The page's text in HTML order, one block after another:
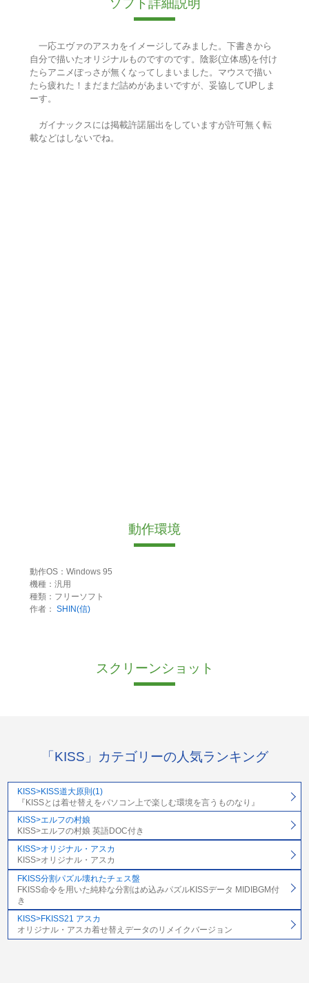
ソフト詳細説明
一応エヴァのアスカをイメージしてみました。下書きから
自分で描いたオリジナルものですのです。陰影(立体感)を付け
たらアニメぽっさが無くなってしまいました。マウスで描い
たら疲れた！まだまだ詰めがあまいですが、妥協してUPしま
ーす。
ガイナックスには掲載許諾届出をしていますが許可無く転
載などはしないでね。
動作環境
動作OS：Windows 95
機種：汎用
種類：フリーソフト
作者： SHIN(信)
スクリーンショット
「KISS」カテゴリーの人気ランキング
KISS>KISS道大原則(1)
『KISSとは着せ替えをパソコン上で楽しむ環境を言うものなり』
KISS>エルフの村娘
KISS>エルフの村娘 英語DOC付き
KISS>オリジナル・アスカ
KISS>オリジナル・アスカ
FKISS分割パズル壊れたチェス盤
FKISS命令を用いた純粋な分割はめ込みパズルKISSデータ MIDIBGM付
き
KISS>FKISS21 アスカ
オリジナル・アスカ着せ替えデータのリメイクバージョン